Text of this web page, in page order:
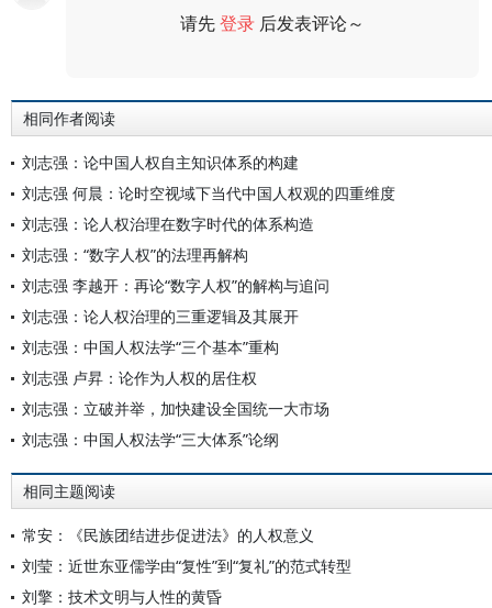
请先登录 后发表评论～
相同作者阅读
刘志强：论中国人权自主知识体系的构建
刘志强 何晨：论时空视域下当代中国人权观的四重维度
刘志强：论人权治理在数字时代的体系构造
刘志强：“数字人权”的法理再解构
刘志强 李越开：再论“数字人权”的解构与追问
刘志强：论人权治理的三重逻辑及其展开
刘志强：中国人权法学“三个基本”重构
刘志强 卢昇：论作为人权的居住权
刘志强：立破并举，加快建设全国统一大市场
刘志强：中国人权法学“三大体系”论纲
相同主题阅读
常安：《民族团结进步促进法》的人权意义
刘莹：近世东亚儒学由“复性”到“复礼”的范式转型
刘擎：技术文明与人性的黄昏